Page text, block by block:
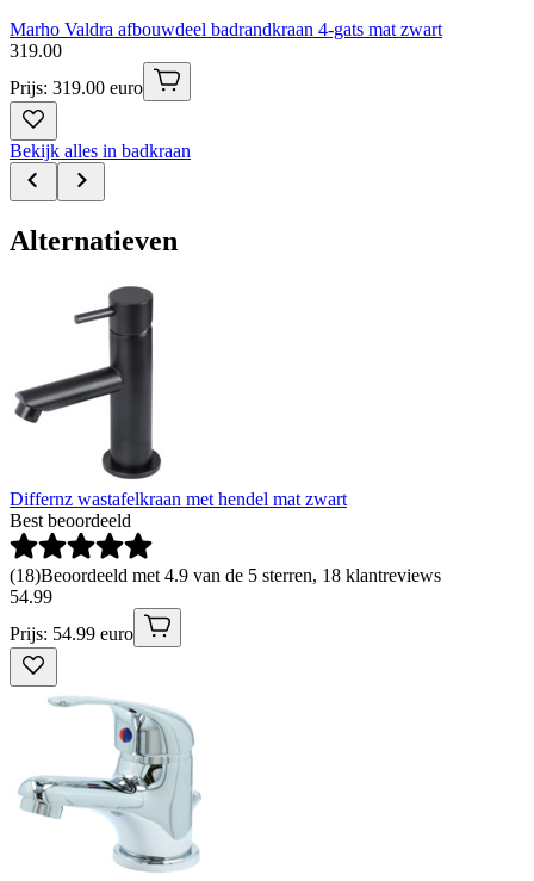
Marho Valdra afbouwdeel badrandkraan 4-gats mat zwart
319.00
Prijs: 319.00 euro
Bekijk alles in badkraan
Alternatieven
Differnz wastafelkraan met hendel mat zwart
Best beoordeeld
(18)Beoordeeld met 4.9 van de 5 sterren, 18 klantreviews
54.99
Prijs: 54.99 euro